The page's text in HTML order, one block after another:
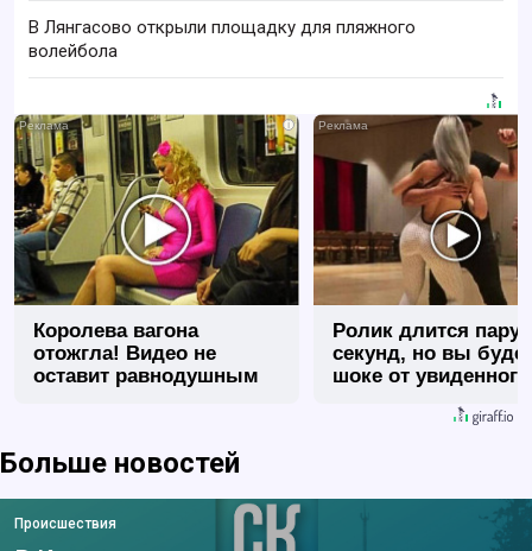
В Лянгасово открыли площадку для пляжного
волейбола
i
Королева вагона
отожгла! Видео не
оставит равнодушным
Ролик длится пару
секунд, но вы
шоке от увиденного
Больше новостей
Происшествия